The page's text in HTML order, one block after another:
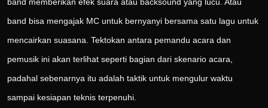
band bisa mengajak MC untuk bernyanyi bersama satu lagu untuk
mencairkan suasana. Tektokan antara pemandu acara dan
pemusik ini akan terlihat seperti bagian dari skenario acara,
padahal sebenarnya itu adalah taktik untuk mengulur waktu
sampai kesiapan teknis terpenuhi.